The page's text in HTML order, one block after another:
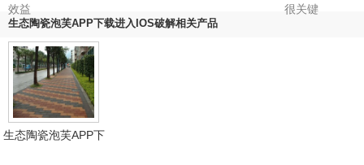
效益
很关键
生态陶瓷泡芙APP下载进入IOS破解相关产品
生态陶瓷泡芙APP下